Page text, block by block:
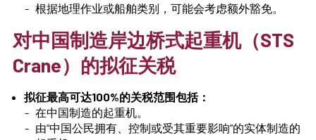
根据地理作业或船舶类别，可能会考虑额外豁免。
对中国制造岸边桥式起重机（STS
Crane）的拟征关税
拟征最高可达100%的关税范围包括：
在中国制造的起重机。
由“中国公民拥有、控制或受其重要影响”的实体制造的